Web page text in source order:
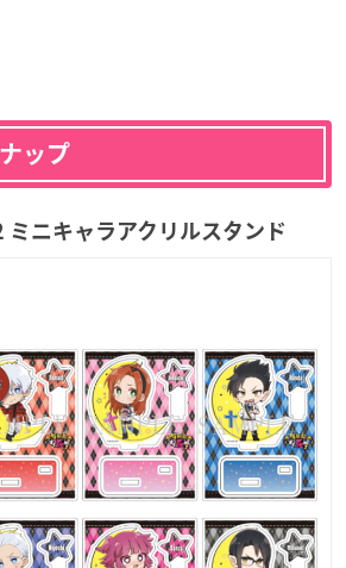
ップ
ミニキャラアクリルスタンド